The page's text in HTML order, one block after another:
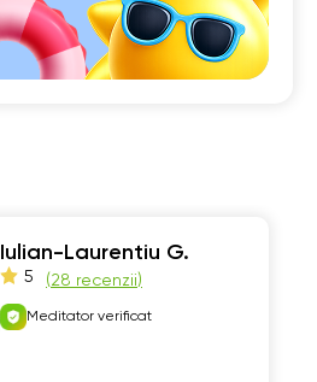
Iulian-Laurentiu G.
5 (28 recenzii)
Meditator verificat